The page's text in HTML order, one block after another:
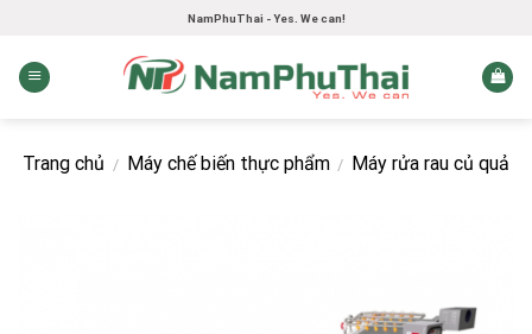
content
NamPhuThai - Yes. We can!
Trang chủ / Máy chế biến thực phẩm / Máy rửa rau củ quả